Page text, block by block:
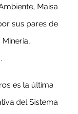
Maisa
sus pares de
es la última
del Sistema